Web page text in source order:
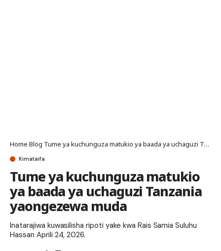
Home Blog Tume ya kuchunguza matukio ya baada ya uchaguzi Tanzania yaongezewa muda
Kimataifa
Tume ya kuchunguza matukio
ya baada ya uchaguzi Tanzania
yaongezewa muda
Inatarajiwa kuwasilisha ripoti yake kwa Rais Samia Suluhu
Hassan Aprili 24, 2026.